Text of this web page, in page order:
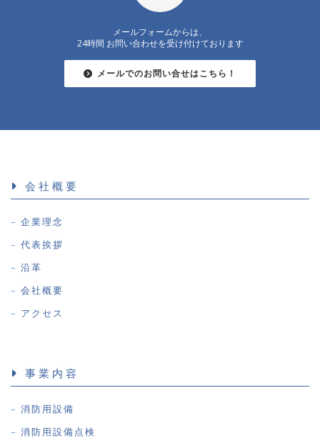
メールフォームからは、
24時間 お問い合わせを受け付けております
メールでのお問い合せはこちら！
会社概要
企業理念
代表挨拶
沿革
会社概要
アクセス
事業内容
消防用設備
消防用設備点検